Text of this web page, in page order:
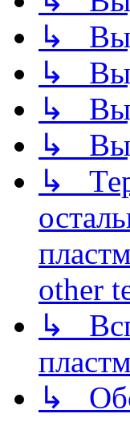
↳
↳
↳
↳
↳
other
↳
↳